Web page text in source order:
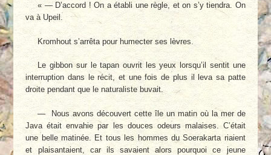
« — D’accord ! On a établi une règle, et on s’y tiendra. On
va à Upeil.
Kromhout s’arrêta pour humecter ses lèvres.
Le gibbon sur le tapan ouvrit les yeux lorsqu’il sentit une
interruption dans le récit, et une fois de plus il leva sa patte
droite pendant que le naturaliste buvait.
— Nous avons découvert cette île un matin où la mer de
Java était envahie par les douces odeurs malaises. C’était
une belle matinée. Et tous les hommes du Soerakarta riaient
et plaisantaient, car ils savaient alors pourquoi ce jeune